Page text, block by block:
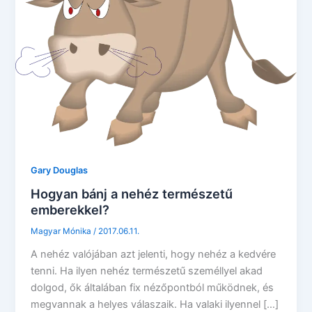
Gary Douglas
Hogyan bánj a nehéz természetű
emberekkel?
Magyar Mónika/ 2017.06.11.
A nehéz valójában azt jelenti, hogy nehéz a kedvére
tenni. Ha ilyen nehéz természetű személlyel akad
dolgod, ők általában fix nézőpontból működnek, és
megvannak a helyes válaszaik. Ha valaki ilyennel […]